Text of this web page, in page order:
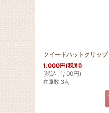
ツイードハットクリップ
1,000円(税別)
(税込 : 1,100円)
在庫数 3点